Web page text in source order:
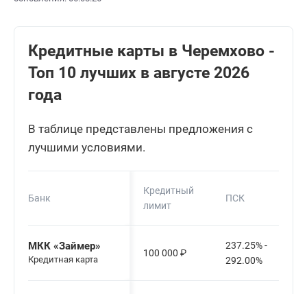
Кредитные карты в Черемхово -
Топ 10 лучших в августе 2026
года
В таблице представлены предложения с
лучшими условиями.
Банк
Кредитный
лимит
ПСК
МКК «Займер»
Кредитная карта
100 000 ₽
237.25% -
292.00%